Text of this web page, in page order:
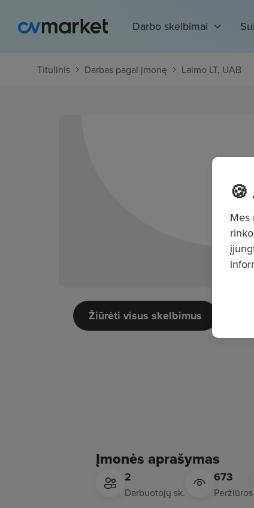
Darbo skelbimai
Titulinis Darbas pagal įmonę Laimo LT, UAB
Žiūrėti visus skelbimus
Įmonės aprašymas
2
Darbuotojų sk.
673
Peržiūros
Mes